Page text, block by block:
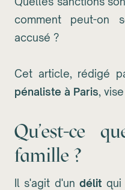
comment peut-on
accusé ?
Cet article, rédigé
pénaliste à Paris,
Qu'est-ce
famille ?
Il s'agit d'un délit qui